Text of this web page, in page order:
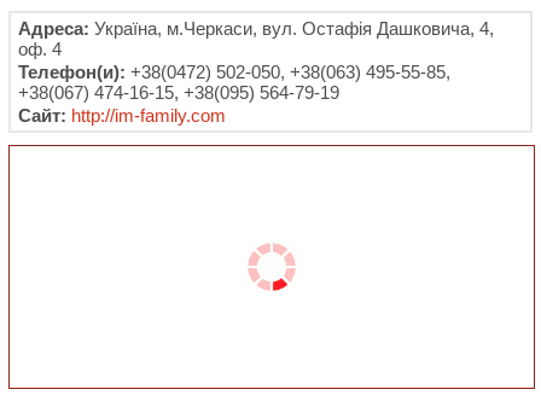
Адреса: Україна, м.Черкаси, вул. Остафія Дашковича, 4,
оф. 4
Телефон(и): +38(0472) 502-050, +38(063) 495-55-85,
+38(067) 474-16-15, +38(095) 564-79-19
Сайт: http://im-family.com